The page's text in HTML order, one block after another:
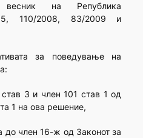
весник на Република
110/2008, 83/2009 и
за поведување на
3 и член 101 став 1 од
1 на ова решение,
до член 16-ж од Законот за